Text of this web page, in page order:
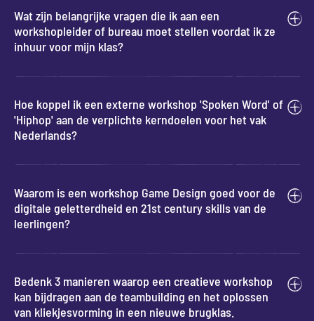
Wat zijn belangrijke vragen die ik aan een
workshopleider of bureau moet stellen voordat ik ze
inhuur voor mijn klas?
Hoe koppel ik een externe workshop 'Spoken Word' of
'Hiphop' aan de verplichte kerndoelen voor het vak
Nederlands?
Waarom is een workshop Game Design goed voor de
digitale geletterdheid en 21st century skills van de
leerlingen?
Bedenk 3 manieren waarop een creatieve workshop
kan bijdragen aan de teambuilding en het oplossen
van kliekjesvorming in een nieuwe brugklas.